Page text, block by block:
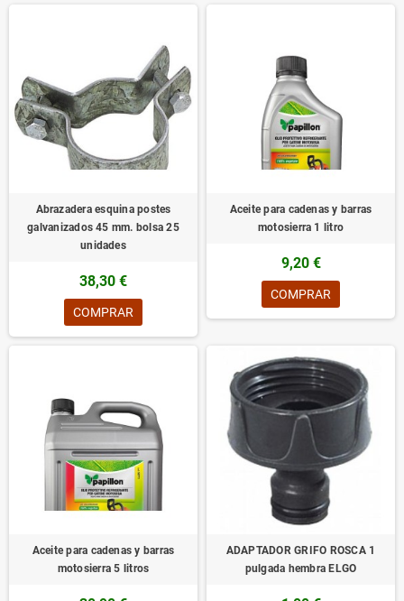
Abrazadera esquina postes
galvanizados 45 mm. bolsa 25
unidades
38,30 €
COMPRAR
Aceite para cadenas y barras
motosierra 1 litro
9,20 €
COMPRAR
Aceite para cadenas y barras
motosierra 5 litros
ADAPTADOR GRIFO ROSCA 1
pulgada hembra ELGO